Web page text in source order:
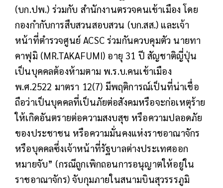
(บก.ปพ.) ร่วมกับ สำนักงานตรวจคนเข้าเมือง โดย
กองกำกับการสืบสวนสอบสวน (บก.สส.) และเจ้า
หน้าที่ตำรวจศูนย์ ACSC ร่วมกันควบคุมตัว นายทา
คาฟุมิ (MR.TAKAFUMI) อายุ 31 ปี สัญชาติญี่ปุ่น
เป็นบุคคลต้องห้ามตาม พ.ร.บ.คนเข้าเมือง
พ.ศ.2522 มาตรา 12(7) มีพฤติการณ์เป็นที่น่าเชื่อ
ถือว่าเป็นบุคคลที่เป็นภัยต่อสังคมหรือจะก่อเหตุร้าย
ให้เกิดอันตรายต่อความสงบสุข หรือความปลอดภัย
ของประชาชน หรือความมั่นคงแห่งราชอาณาจักร
หรือบุคคลซึ่งเจ้าหน้าที่รัฐบาลต่างประเทศออก
หมายจับ” (กรณีถูกเพิกถอนการอนุญาตให้อยู่ใน
ราชอาณาจักร) จับกุมภายในสนามบินสุวรรรภูมิ